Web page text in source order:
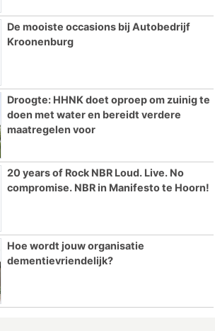
De mooiste occasions bij Autobedrijf
Kroonenburg
Droogte: HHNK doet oproep om zuinig te
doen met water en bereidt verdere
maatregelen voor
20 years of Rock NBR Loud. Live. No
compromise. NBR in Manifesto te Hoorn!
Hoe wordt jouw organisatie
dementievriendelijk?